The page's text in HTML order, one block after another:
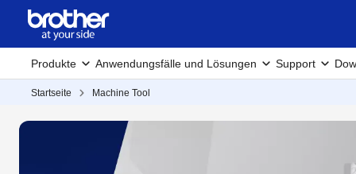
Produkte Anwendungsfälle und Lösungen Support
Startseite Machine Tool